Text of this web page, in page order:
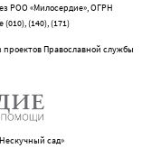
РОО «Милосердие», ОГРН
(140), (171)
Православной службы
сад»